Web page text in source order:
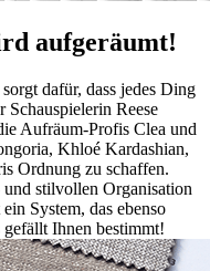
aufgeräumt!
dafür, dass jedes Ding
Schauspielerin Reese
Aufräum-Profis Clea und
Khloé Kardashian,
Ordnung zu schaffen.
stilvollen Organisation
System, das ebenso
Ihnen bestimmt!